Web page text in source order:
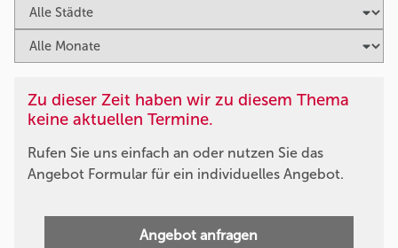
Zu dieser Zeit haben wir zu diesem Thema
keine aktuellen Termine.
Rufen Sie uns einfach an oder nutzen Sie das
Angebot Formular für ein individuelles Angebot.
Angebot anfragen